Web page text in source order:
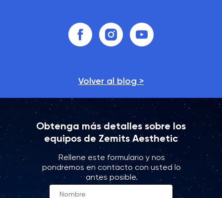
Volver al blog >
Obtenga más detalles sobre los
equipos de Zemits Aesthetic
Rellene este formulario y nos
pondremos en contacto con usted lo
antes posible.